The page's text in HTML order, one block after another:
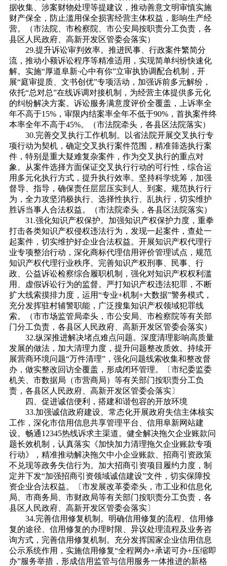
据收集、涉案财物处理等提建议，推动善意文明审慎实施
财产保全，防止滥用保全损害经营主体权益，影响生产经
营。（市法院、市检察院、市公安局按职责分工负责，各
县区人民政府、高新开发区管委会落实）
29.提升诉讼审判效率。推进民事、行政案件繁简分
流，推动小额诉讼程序等精准适用，实现简单纠纷快速化
解。实施“厚道阜新·心中有你”立审执协调配合机制，开
展“庭审提质、文书创优”专项活动，加强诉前多元解纷，
依托“总对总”在线诉调对接机制，为经营主体提供多元化
的纠纷解决方案。诉讼服务满意度评价全覆盖，上诉率全
年不高于15%，审限内结案率全年不低于90%，首执案件终
本率全年不高于45%。（市法院牵头，各县区法院落实）
30.完善交叉执行工作机制。以省法院开展交叉执行专
项行动为契机，确定交叉执行案件范围，精准筛选执行案
件，特别是重大疑难复杂案件，作为交叉执行的重点对
象。从案件选择方面保证交叉执行行动的可行性，综合运
用多元化执行方式，提升执行效率。坚持科学统筹，加强
督导、指导，确保责任层层压实到人、到案。规范执行行
为，全力攻坚消极执行、选择性执行、乱执行，切实维护
胜诉当事人合法权益。（市法院牵头，各县区法院落实）
31.强化知识产权保护。加强知识产权保护力度，重拳
打击各类知识产权侵权违法行为，发现一起案件，查处一
起案件，切实维护好企业合法权益。开展知识产权代理行
业专项整治行动，深化商标代理信用评价管理试点，规范
知识产权代理行业秩序。完善知识产权刑事、民事、行
政、公益诉讼检察综合履职机制，强化对知识产权权利滥
用、虚假诉讼行为的监督。严打知识产权违法犯罪，不断
扩大线索摸排力度，运用“专业+机制+大数据”警务模式，
充分发挥驻村辅警职能，广泛搜集知识产权领域犯罪线
索。（市市场监管局牵头，市公安局、市检察院等有关部
门分工负责，各县区人民政府、高新开发区管委会落实）
32.纵深推进解决堵点难点问题。深度清理影响高质量
发展的做法，加大清理力度，提升问题整改质效。持续开
展营商环境问题“万件清理”，强化问题线索收集和整改督
办，做实整改回访全覆盖，形成闭环管理。〔市纪委监委
机关、市数据局（市营商局）等有关部门按职责分工负
责，各县区人民政府、高新开发区管委会落实〕
四、促进诚信便利，搭建和谐包容的开放环境
33.加强诚信政府建设。常态化开展政府失信主体核实
工作，深化市信用信息共享管理平台、信用阜新网站建
设。畅通12345热线诉求主渠道。健全解决拖欠企业账款问
题长效机制，认真落实《加快加力清理拖欠企业账款专项
行动》，精准推动解决拖欠中小企业账款、招商引资政策
不兑现等政务失信行为。加大招商引资项目履约力度，制
定并下发“加强招商引资领域诚信建设”文件，切实保障投
资企业合法权益。〔市发展改革委牵头，市工业和信息化
局、市商务局、市财政局等有关部门按职责分工负责，各
县区人民政府、高新开发区管委会落实〕
34.完善信用修复机制。明确信用修复的流程、信用修
复的途径、信用修复的办理时限、异议处理流程及业务咨
询方式，完善信用修复机制。充分发挥国家企业信用信息
公示系统作用，实施信用修复“全程网办+承诺可办+压缩即
办”服务举措，形成信用监管与信用服务一体推进的新格